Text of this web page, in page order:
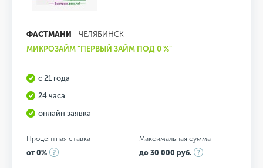
ФАСТМАНИ - ЧЕЛЯБИНСК
МИКРОЗАЙМ "ПЕРВЫЙ ЗАЙМ ПОД 0 %"
с 21 года
24 часа
онлайн заявка
Процентная ставка
от 0%
Максимальная сумма
до 30 000 руб.